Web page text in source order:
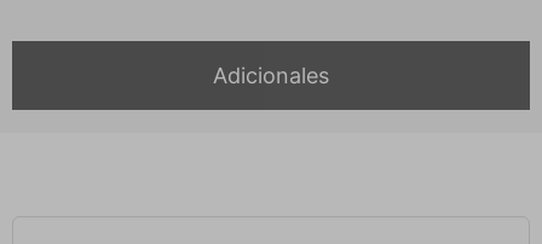
Adicionales